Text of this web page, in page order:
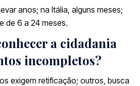
anos; na Itália, alguns meses;
de 6 a 24 meses.
a cidadania
incompletos?
exigem retificação; outros, busca